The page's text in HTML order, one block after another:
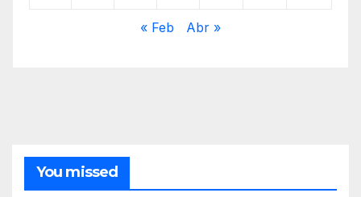
« Feb Abr »
You missed